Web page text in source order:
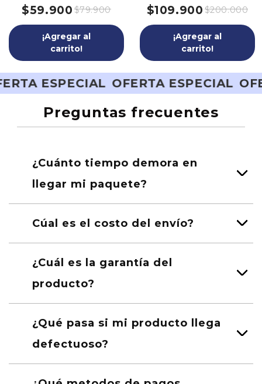
$59.900 $79.900
¡Agregar al
carrito!
$109.900 $200.000
¡Agregar al
carrito!
OFERTA ESPECIAL OFERTA
Preguntas frecuentes
¿Cuánto tiempo demora en
llegar mi paquete?
Cúal es el costo del envío?
¿Cuál es la garantía del
producto?
¿Qué pasa si mi producto llega
defectuoso?